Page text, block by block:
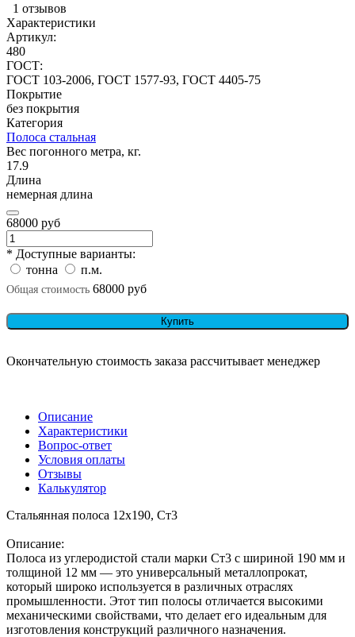
1 отзывов
Характеристики
Артикул:
480
ГОСТ:
ГОСТ 103-2006, ГОСТ 1577-93, ГОСТ 4405-75
Покрытие
без покрытия
Категория
Полоса стальная
Вес погонного метра, кг.
17.9
Длина
немерная длина
68000 руб
* Доступные варианты:
тонна
п.м.
Общая стоимость 68000 руб
Купить
Окончательную стоимость заказа рассчитывает менеджер
Описание
Характеристики
Вопрос-ответ
Условия оплаты
Отзывы
Калькулятор
Стальянная полоса 12х190, Ст3
Описание:
Полоса из углеродистой стали марки Ст3 с шириной 190 мм и
толщиной 12 мм — это универсальный металлопрокат,
который широко используется в различных отраслях
промышленности. Этот тип полосы отличается высокими
механическими свойствами, что делает его идеальным для
изготовления конструкций различного назначения.